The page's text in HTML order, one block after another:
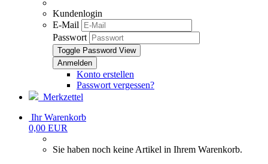
Kundenlogin
E-Mail
Passwort
Toggle Password View
Konto erstellen
Passwort vergessen?
Merkzettel
Ihr Warenkorb
0,00 EUR
Sie haben noch keine Artikel in Ihrem Warenkorb.